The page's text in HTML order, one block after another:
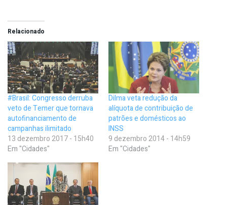
Relacionado
#Brasil: Congresso derruba
veto de Temer que tornava
autofinanciamento de
campanhas ilimitado
13 dezembro 2017 - 15h40
Em "Cidades"
Dilma veta redução da
alíquota de contribuição de
patrões e domésticos ao
INSS
9 dezembro 2014 - 14h59
Em "Cidades"